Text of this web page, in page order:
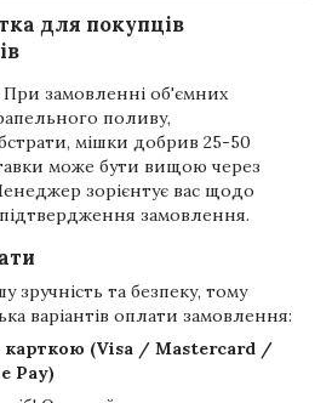
для покупців
При замовленні об'ємних
поливу,
мішки добрив 25-50
може бути вищою через
зорієнтує вас щодо
підтвердження замовлення.
зручність та безпеку, тому
варіантів оплати замовлення:
карткою (Visa / Mastercard /
Pay)